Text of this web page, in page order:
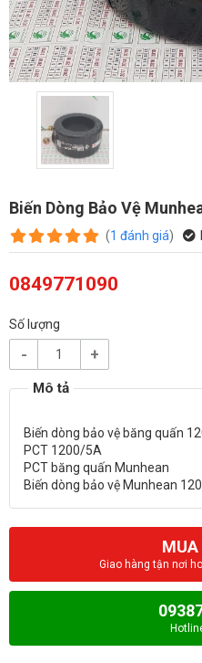
Biến Dòng Bảo Vệ
(1 đánh giá)
0849771090
Số lượng
- +
Biến dòng bảo vệ băng quấn
PCT 1200/5A
PCT băng quấn Munhean
MUA
Giao hàng tận nơi